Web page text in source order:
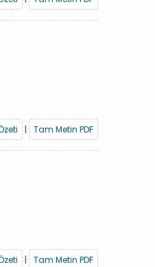
| Tam Metin PDF
| Tam Metin PDF